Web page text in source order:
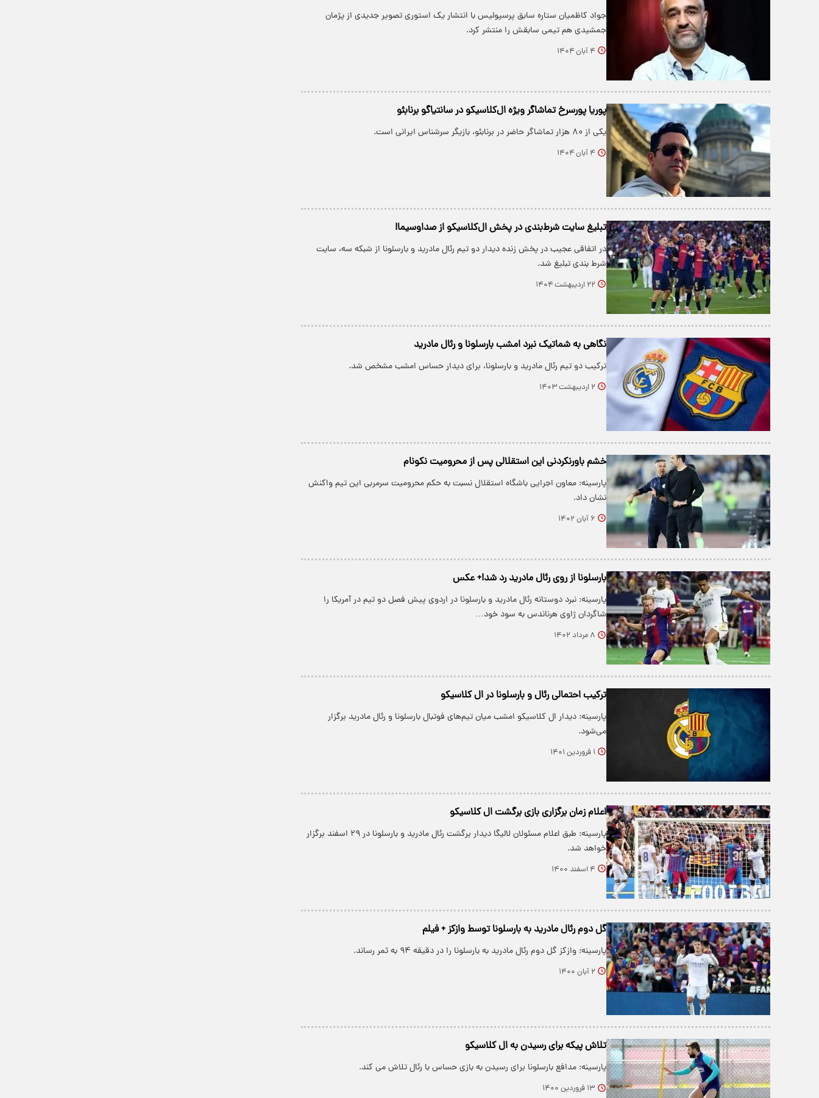
جواد کاظمیان ستاره سابق پرسپولیس با انتشار یک استوری تصویر جدیدی از پژمان
جمشیدی هم تیمی سابقش را منتشر کرد.
۴ آبان ۱۴۰۴
پوریا پورسرخ تماشاگر ویژه ال‌کلاسیکو در سانتیاگو برنابئو
یکی از ۸۰ هزار تماشاگر حاضر در برنابئو، بازیگر سرشناس ایرانی است.
۴ آبان ۱۴۰۴
تبلیغ سایت شرط‌بندی در پخش ال‌کلاسیکو از صداوسیما!
​در اتفاقی عجیب در پخش زنده دیدار دو تیم رئال مادرید و بارسلونا از شبکه سه، سایت
شرط بندی تبلیغ شد.
۲۲ اردیبهشت ۱۴۰۴
نگاهی به شماتیک نبرد امشب بارسلونا و رئال مادرید
ترکیب دو تیم رئال مادرید و بارسلونا، برای دیدار حساس امشب مشخص شد.
۲ اردیبهشت ۱۴۰۳
خشم باورنکردنی این استقلالی پس از محرومیت نکونام
پارسینه: معاون اجرایی باشگاه استقلال نسبت به حکم محرومیت سرمربی این تیم واکنش
نشان داد.
۶ آبان ۱۴۰۲
بارسلونا از روی رئال مادرید رد شد!+ عکس
پارسینه: نبرد دوستانه رئال مادرید و بارسلونا در اردوی پیش فصل دو تیم در آمریکا را
شاگردان ژاوی هرناندس به سود خود…
۸ مرداد ۱۴۰۲
ترکیب احتمالی رئال و بارسلونا در ال کلاسیکو
پارسینه: دیدار ال کلاسیکو امشب میان تیم‌های فوتبال بارسلونا و رئال مادرید برگزار
می‌شود.
۱ فروردین ۱۴۰۱
اعلام زمان برگزاری بازی برگشت ال کلاسیکو
پارسینه: طبق اعلام مسئولان لالیگا دیدار برگشت رئال مادرید و بارسلونا در ۲۹ اسفند برگزار
خواهد شد.
۴ اسفند ۱۴۰۰
گل دوم رئال مادرید به بارسلونا توسط وازکز + فیلم
پارسینه: وازکز گل دوم رئال مادرید به بارسلونا را در دقیقه ۹۴ به ثمر رساند.
۲ آبان ۱۴۰۰
تلاش پیکه برای رسیدن به ال کلاسیکو
پارسینه: مدافع بارسلونا برای رسیدن به بازی حساس با رئال تلاش می کند.
۱۳ فروردین ۱۴۰۰